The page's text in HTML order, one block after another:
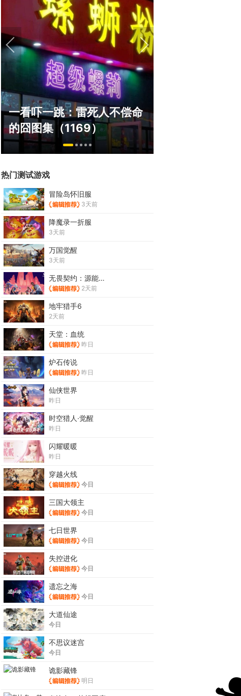
一看吓一跳：雷死人不偿命
的囧图集（1169）
热门测试游戏
冒险岛怀旧服
3天前
降魔录一折服
3天前
万国觉醒
3天前
无畏契约：源能行动
2天前
地牢猎手6
2天前
天堂：血统
昨日
炉石传说
昨日
仙侠世界
昨日
时空猎人·觉醒
昨日
闪耀暖暖
昨日
穿越火线
今日
三国大领主
今日
七日世界
今日
失控进化
今日
遗忘之海
今日
大道仙途
今日
不思议迷宫
今日
诡影藏锋
明日